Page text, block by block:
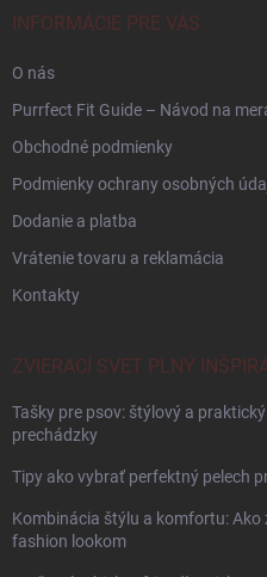
INFORMÁCIE PRE VÁS
O nás
Purrfect Fit Guide – Návod na
Obchodné podmienky
Podmienky ochrany osobných
Dodanie a platba
Vrátenie tovaru a reklamácia
Kontakty
ZVIERACÍ SVET PLNÝ
Tašky pre psov: štýlový a
prechádzky
Tipy ako vybrať perfektný pelech
Kombinácia štýlu a komfortu:
fashion lookom